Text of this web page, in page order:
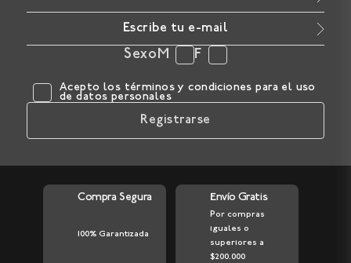
SexoM F
Acepto los términos y condiciones para el uso
de datos personales
Registrarse
Compra Segura
100% Garantizada
Envío Gratis
Por compras
iguales o
superiores a
$200.000